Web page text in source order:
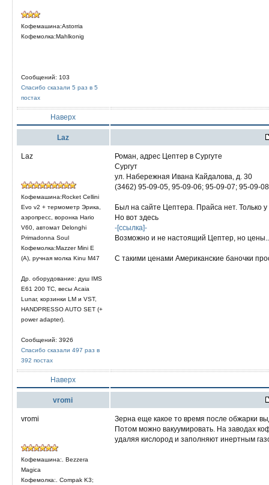
Кофемашина:Astorria
Кофемолка:Mahlkonig
Сообщений: 103
Спасибо сказали 5 раз в 5
постах
Наверх
Laz
Laz
Кофемашина:Rocket Cellini
Evo v2 + термометр Эрика,
аэропресс, воронка Hario
V60, автомат Delonghi
Primadonna Soul
Кофемолка:Mazzer Mini E
(A), ручная молка Kinu M47
Др. оборудование: душ IMS
E61 200 TC, весы Acaia
Lunar, корзинки LM и VST,
HANDPRESSO AUTO SET (+
power adapter).
Сообщений: 3926
Спасибо сказали 497 раз в
392 постах
Роман, адрес Цептер в Сургуте
Сургут
ул. Набережная Ивана Кайдалова, д. 30
(3462) 95-09-05, 95-09-06; 95-09-07; 95-09-08
Был на сайте Цептера. Прайса нет. Только
Но вот здесь
-[ссылка]-
Возможно и не настоящий Цептер, но
С такими ценами Американские баночки
Наверх
vromi
vromi
Кофемашина:. Bezzera
Magica
Кофемолка:. Compak K3;
Зерна еще какое то время после обжарки
Потом можно вакуумировать. На заводах
удаляя кислород и заполняют инертным